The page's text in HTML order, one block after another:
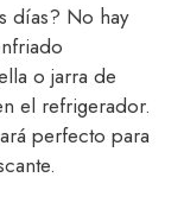
días? No hay
o jarra de
el refrigerador.
perfecto para